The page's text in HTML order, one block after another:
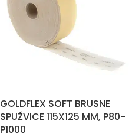
GOLDFLEX SOFT BRUSNE
SPUŽVICE 115X125 MM, P80-
P1000